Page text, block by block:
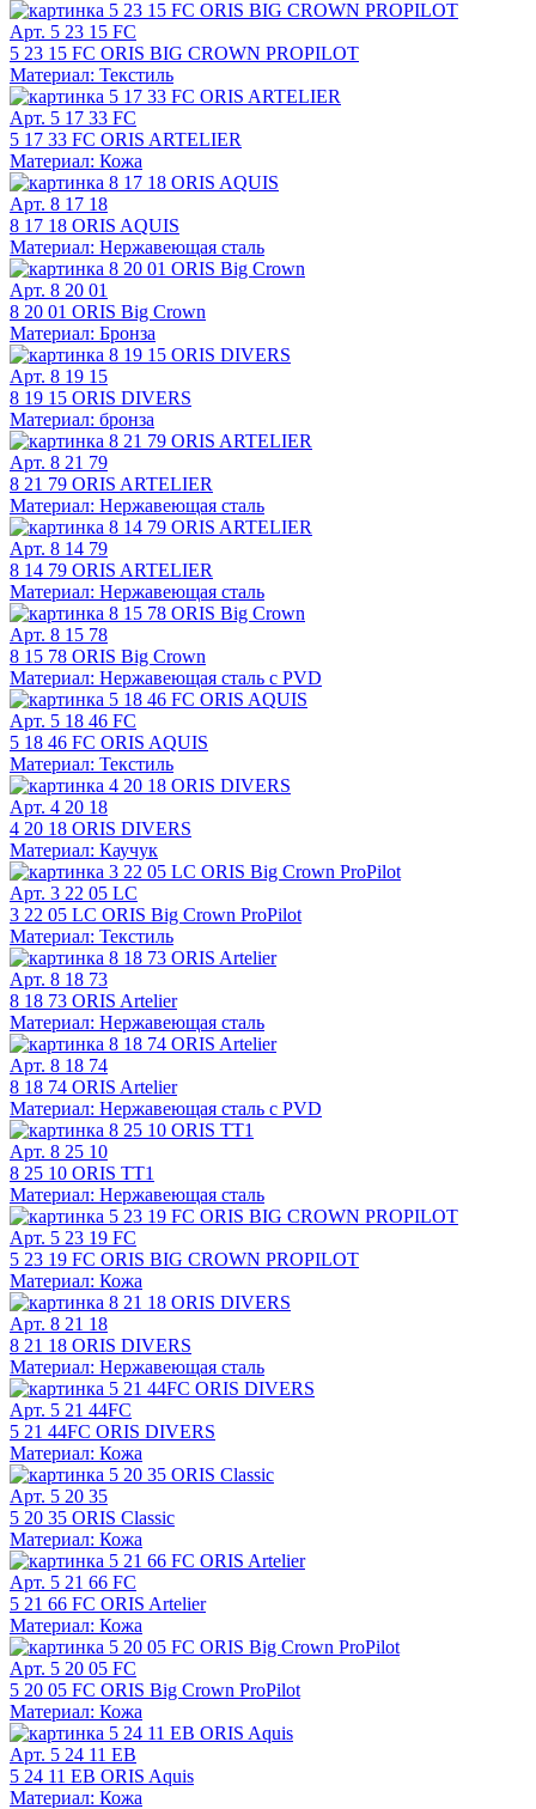
Арт. 5 23 15 FC
5 23 15 FC ORIS BIG CROWN PROPILOT
Материал: Текстиль
Арт. 5 17 33 FC
5 17 33 FC ORIS ARTELIER
Материал: Кожа
Арт. 8 17 18
8 17 18 ORIS AQUIS
Материал: Нержавеющая сталь
Арт. 8 20 01
8 20 01 ORIS Big Crown
Материал: Бронза
Арт. 8 19 15
8 19 15 ORIS DIVERS
Материал: бронза
Арт. 8 21 79
8 21 79 ORIS ARTELIER
Материал: Нержавеющая сталь
Арт. 8 14 79
8 14 79 ORIS ARTELIER
Материал: Нержавеющая сталь
Арт. 8 15 78
8 15 78 ORIS Big Crown
Материал: Нержавеющая сталь с PVD
Арт. 5 18 46 FC
5 18 46 FC ORIS AQUIS
Материал: Текстиль
Арт. 4 20 18
4 20 18 ORIS DIVERS
Материал: Каучук
Арт. 3 22 05 LC
3 22 05 LC ORIS Big Crown ProPilot
Материал: Текстиль
Арт. 8 18 73
8 18 73 ORIS Artelier
Материал: Нержавеющая сталь
Арт. 8 18 74
8 18 74 ORIS Artelier
Материал: Нержавеющая сталь с PVD
Арт. 8 25 10
8 25 10 ORIS TT1
Материал: Нержавеющая сталь
Арт. 5 23 19 FC
5 23 19 FC ORIS BIG CROWN PROPILOT
Материал: Кожа
Арт. 8 21 18
8 21 18 ORIS DIVERS
Материал: Нержавеющая сталь
Арт. 5 21 44FC
5 21 44FC ORIS DIVERS
Материал: Кожа
Арт. 5 20 35
5 20 35 ORIS Classic
Материал: Кожа
Арт. 5 21 66 FC
5 21 66 FC ORIS Artelier
Материал: Кожа
Арт. 5 20 05 FC
5 20 05 FC ORIS Big Crown ProPilot
Материал: Кожа
Арт. 5 24 11 EB
5 24 11 EB ORIS Aquis
Материал: Кожа